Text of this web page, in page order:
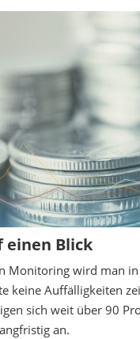
einen Blick
Monitoring wird man
keine Auffälligkeiten
sich weit über 90
an.